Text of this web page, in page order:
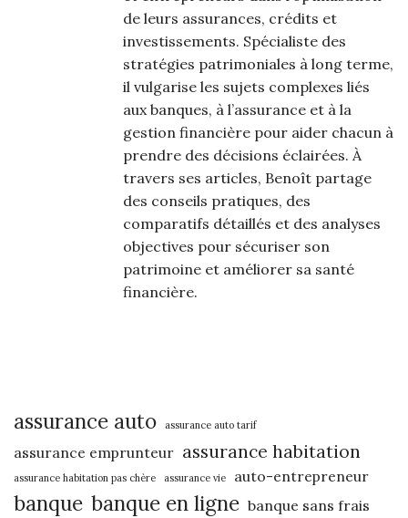
de leurs assurances, crédits et
investissements. Spécialiste des
stratégies patrimoniales à long terme,
il vulgarise les sujets complexes liés
aux banques, à l’assurance et à la
gestion financière pour aider chacun à
prendre des décisions éclairées. À
travers ses articles, Benoît partage
des conseils pratiques, des
comparatifs détaillés et des analyses
objectives pour sécuriser son
patrimoine et améliorer sa santé
financière.
assurance auto assurance auto tarif
assurance emprunteur assurance habitation
assurance habitation pas chère assurance vie auto-entrepreneur
banque banque en ligne banque sans frais